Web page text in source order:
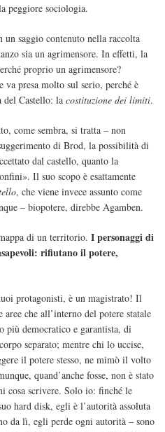
peggiore sociologia.
saggio contenuto nella raccolta
sia un agrimensore. In effetti, la
proprio un agrimensore?
va presa molto sul serio, perché è
del Castello: la costituzione dei limiti.
come sembra, si tratta – non
di Brod, la possibilità di
dal castello, quanto la
Il suo scopo è esattamente
, che viene invece assunto come
– biopotere, direbbe Agamben.
di un territorio. I personaggi di
rifiutano il potere,
protagonisti, è un magistrato! Il
che all’interno del potere statale
democratico e garantista, di
separato; mentre chi lo uccise,
il potere stesso, ne mimò il volto
quand’anche fosse, non è stato
cosa scrivere. Solo io: finché le
hard disk, egli è l’autorità assoluta
da lì, egli perde ogni autorità – sono